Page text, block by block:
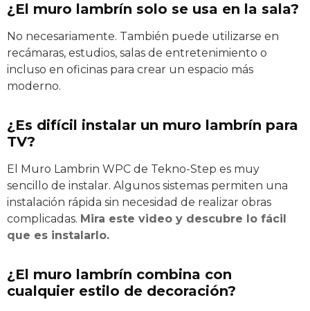
¿El muro lambrín solo se usa en la sala?
No necesariamente. También puede utilizarse en
recámaras, estudios, salas de entretenimiento o
incluso en oficinas para crear un espacio más
moderno.
¿Es difícil instalar un muro lambrín para
TV?
El Muro Lambrin WPC de Tekno-Step es muy
sencillo de instalar. Algunos sistemas permiten una
instalación rápida sin necesidad de realizar obras
complicadas. Mira este video y descubre lo fácil
que es instalarlo.
¿El muro lambrín combina con
cualquier estilo de decoración?